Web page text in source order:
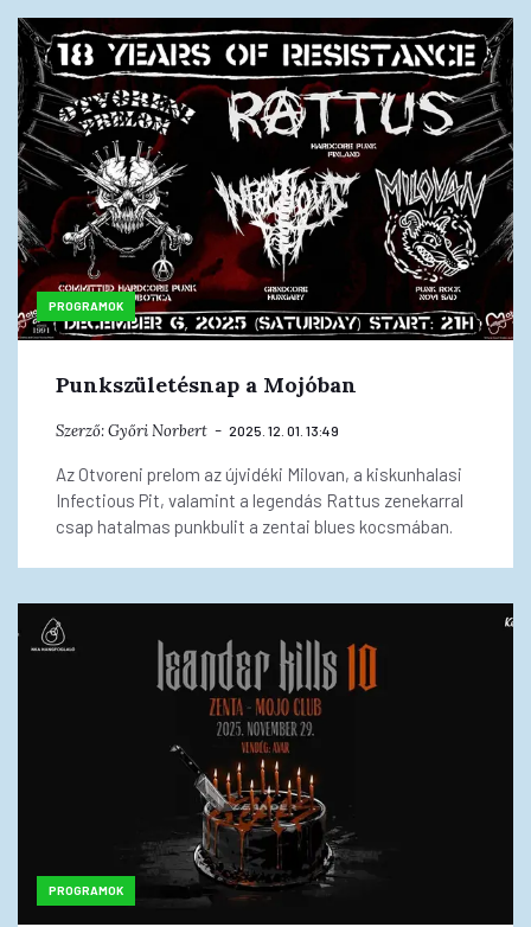
PROGRAMOK
Punkszületésnap a Mojóban
Szerző:Győri Norbert 2025. 12. 01. 13:49
Az Otvoreni prelom az újvidéki Milovan, a kiskunhalasi
Infectious Pit, valamint a legendás Rattus zenekarral
csap hatalmas punkbulit a zentai blues kocsmában.
PROGRAMOK